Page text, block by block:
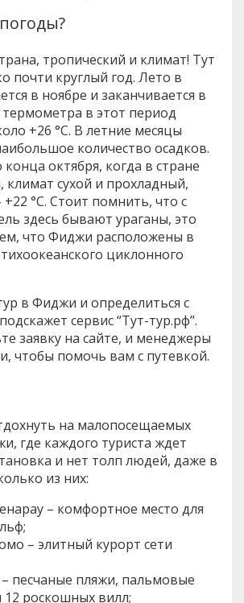
тропический и климат! Тут
почти круглый год. Лето в
в ноябре и заканчивается в
термометра в этот период
+26 °C. В летние месяцы
количество осадков.
октября, когда в стране
климат сухой и прохладный,
°C. Стоит помнить, что с
здесь бывают ураганы, это
что Фиджи расположены в
циклонного
в Фиджи и определиться с
сервис “Тут-тур.рф”.
заявку на сайте, и менеджеры
чтобы помочь вам с путевкой.
на малопосещаемых
где каждого туриста ждет
и нет толп людей, даже в
из них:
– комфортное место для
– элитный курорт сети
– песчаные пляжи, пальмовые
12 роскошных вилл;